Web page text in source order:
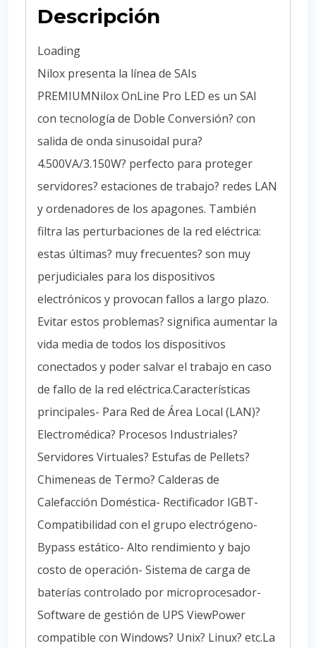
Descripción
Loading
Nilox presenta la línea de SAIs
PREMIUMNilox OnLine Pro LED es un SAI
con tecnología de Doble Conversión? con
salida de onda sinusoidal pura?
4.500VA/3.150W? perfecto para proteger
servidores? estaciones de trabajo? redes LAN
y ordenadores de los apagones. También
filtra las perturbaciones de la red eléctrica:
estas últimas? muy frecuentes? son muy
perjudiciales para los dispositivos
electrónicos y provocan fallos a largo plazo.
Evitar estos problemas? significa aumentar la
vida media de todos los dispositivos
conectados y poder salvar el trabajo en caso
de fallo de la red eléctrica.Características
principales- Para Red de Área Local (LAN)?
Electromédica? Procesos Industriales?
Servidores Virtuales? Estufas de Pellets?
Chimeneas de Termo? Calderas de
Calefacción Doméstica- Rectificador IGBT-
Compatibilidad con el grupo electrógeno-
Bypass estático- Alto rendimiento y bajo
costo de operación- Sistema de carga de
baterías controlado por microprocesador-
Software de gestión de UPS ViewPower
compatible con Windows? Unix? Linux? etc.La